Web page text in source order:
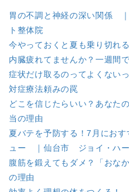
胃の不調と神経の深い関係
ト整体院
今やっておくと夏も乗り切れ
内臓疲れてませんか？一週間
症状だけ取るのってよくない
対症療法頼みの罠
どこを信じたらいい？あなた
当の理由
夏バテを予防する！7月にお
ュー ｜仙台市 ジョイ・ハ
腹筋を鍛えてもダメ？「おな
の理由